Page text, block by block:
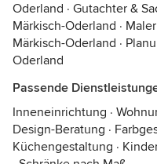
Oderland · Gutachter &
Märkisch-Oderland ·
Märkisch-Oderland ·
Oderland
Passende
Inneneinrichtung ·
Design-Beratung ·
Küchengestaltung ·